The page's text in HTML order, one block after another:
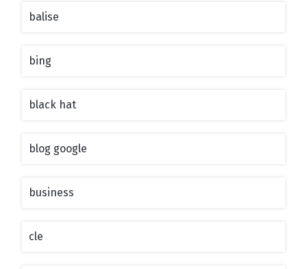
balise
bing
black hat
blog google
business
cle